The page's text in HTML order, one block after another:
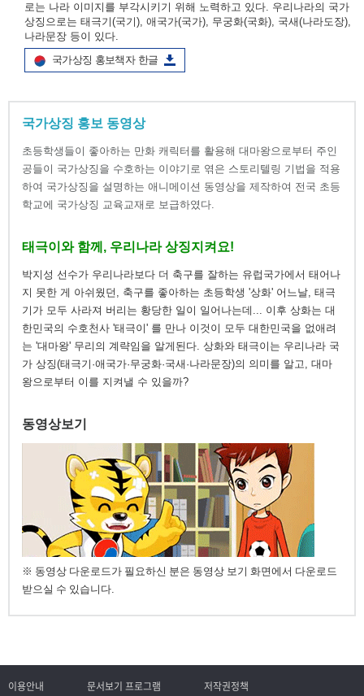
로는 나라 이미지를 부각시키기 위해 노력하고 있다. 우리나라의 국가
상징으로는 태극기(국기), 애국가(국가), 무궁화(국화), 국새(나라도장),
나라문장 등이 있다.
국가상징 홍보책자 한글
국가상징 홍보 동영상
초등학생들이 좋아하는 만화 캐릭터를 활용해 대마왕으로부터 주인
공들이 국가상징을 수호하는 이야기로 엮은 스토리텔링 기법을 적용
하여 국가상징을 설명하는 애니메이션 동영상을 제작하여 전국 초등
학교에 국가상징 교육교재로 보급하였다.
태극이와 함께, 우리나라 상징지켜요!
박지성 선수가 우리나라보다 더 축구를 잘하는 유럽국가에서 태어나
지 못한 게 아쉬웠던, 축구를 좋아하는 초등학생 '상화' 어느날, 태극
기가 모두 사라져 버리는 황당한 일이 일어나는데... 이후 상화는 대
한민국의 수호천사 '태극이' 를 만나 이것이 모두 대한민국을 없애려
는 '대마왕' 무리의 계략임을 알게된다. 상화와 태극이는 우리나라 국
가 상징(태극기·애국가·무궁화·국새·나라문장)의 의미를 알고, 대마
왕으로부터 이를 지켜낼 수 있을까?
동영상보기
※ 동영상 다운로드가 필요하신 분은 동영상 보기 화면에서 다운로드
받으실 수 있습니다.
이용안내 문서보기 프로그램 저작권정책